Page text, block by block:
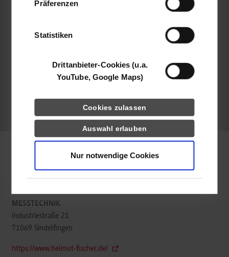
haben oder die sie im Rahmen Ihrer Nutzung
Präferenzen
Statistiken
Drittanbieter-Cookies (u.a.
YouTube, Google Maps)
Cookies zulassen
Auswahl erlauben
Nur notwendige Cookies
Informatik / Informationstechnik
MESSTECHNIK
Industriestraße 21
71069 Sindelfingen
https://www.helmut-fischer.de/